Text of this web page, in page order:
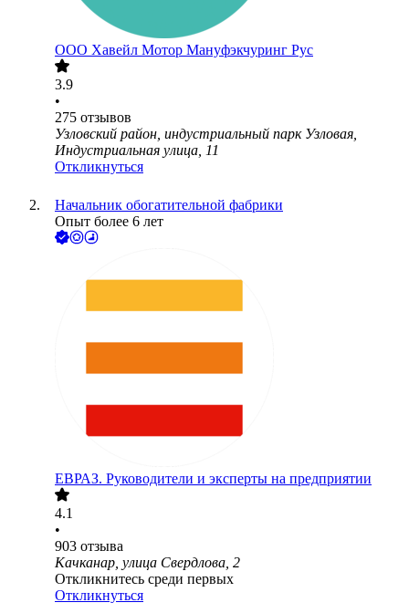
ООО Хавейл Мотор Мануфэкчуринг Рус
3.9
•
275 отзывов
Узловский район, индустриальный парк Узловая,
Индустриальная улица, 11
Откликнуться
Начальник обогатительной фабрики
Опыт более 6 лет
ЕВРАЗ. Руководители и эксперты на предприятии
4.1
•
903 отзыва
Качканар, улица Свердлова, 2
Откликнитесь среди первых
Откликнуться